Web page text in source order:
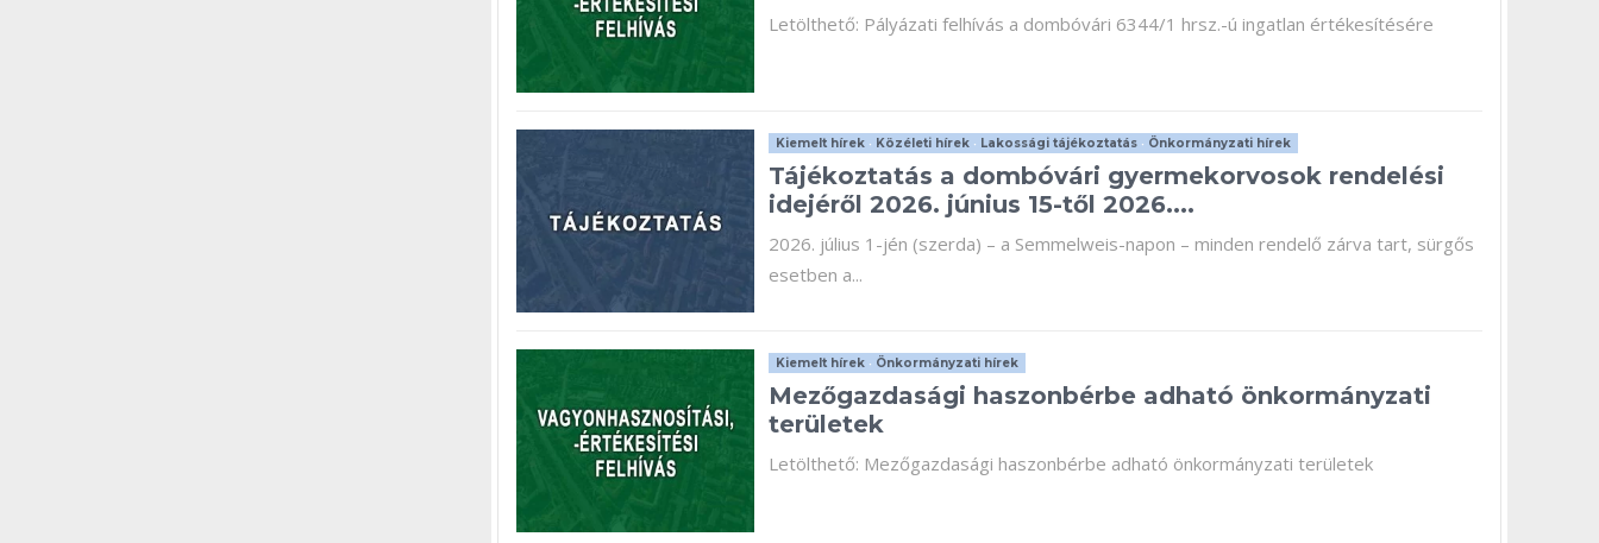
Letölthető: Pályázati felhívás a dombóvári 6344/1 hrsz.-ú ingatlan értékesítésére
Kiemelt hírek • Közéleti hírek • Lakossági tájékoztatás • Önkormányzati hírek
Tájékoztatás a dombóvári gyermekorvosok rendelési
idejéről 2026. június 15-től 2026....
2026. július 1-jén (szerda) – a Semmelweis-napon – minden rendelő zárva tart, sürgős
esetben a...
Kiemelt hírek • Önkormányzati hírek
Mezőgazdasági haszonbérbe adható önkormányzati
területek
Letölthető: Mezőgazdasági haszonbérbe adható önkormányzati területek